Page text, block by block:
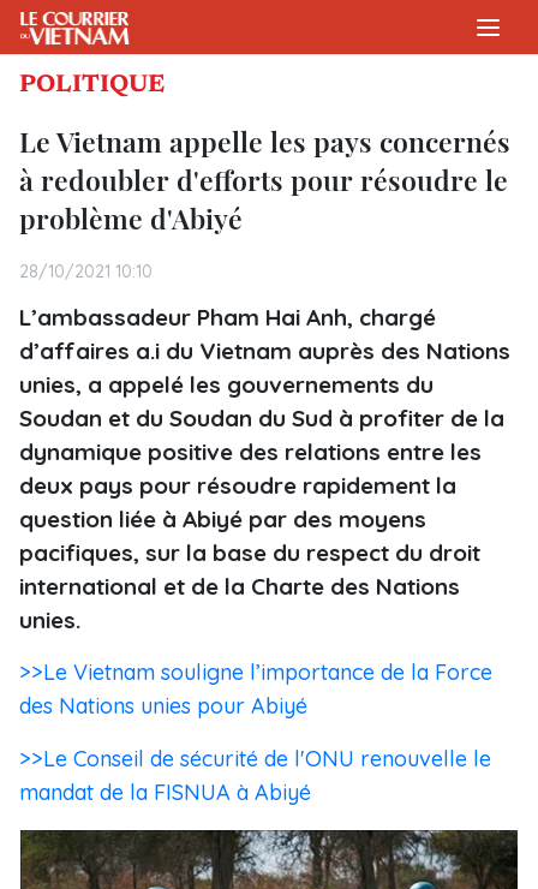
POLITIQUE
Le Vietnam appelle les pays concernés
à redoubler d'efforts pour résoudre le
problème d'Abiyé
28/10/2021 10:10
L’ambassadeur Pham Hai Anh, chargé
d’affaires a.i du Vietnam auprès des Nations
unies, a appelé les gouvernements du
Soudan et du Soudan du Sud à profiter de la
dynamique positive des relations entre les
deux pays pour résoudre rapidement la
question liée à Abiyé par des moyens
pacifiques, sur la base du respect du droit
international et de la Charte des Nations
unies.
>>Le Vietnam souligne l’importance de la Force
des Nations unies pour Abiyé
>>Le Conseil de sécurité de l'ONU renouvelle le
mandat de la FISNUA à Abiyé